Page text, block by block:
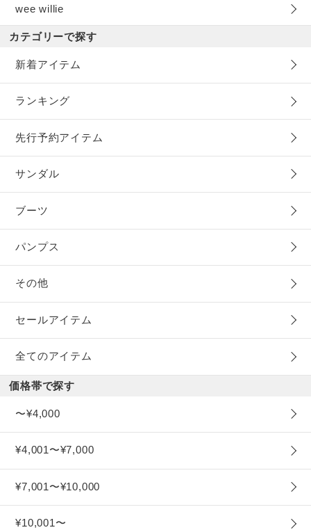
wee willie
カテゴリーで探す
新着アイテム
ランキング
先行予約アイテム
サンダル
ブーツ
パンプス
その他
セールアイテム
全てのアイテム
価格帯で探す
〜¥4,000
¥4,001〜¥7,000
¥7,001〜¥10,000
¥10,001〜